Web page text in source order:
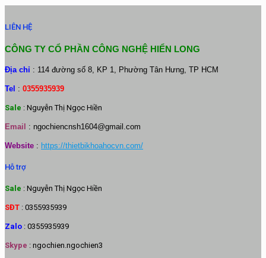
LIÊN HỆ
CÔNG TY CỔ PHẦN CÔNG NGHỆ HIỂN LONG
Địa chỉ : 114 đường số 8, KP 1, Phường Tân Hưng, TP HCM
Tel : 0355935939
Sale : Nguyễn Thị Ngọc Hiền
Email : ngochiencnsh1604@gmail.com
Website : https://thietbikhoahocvn.com/
Hỗ trợ
Sale : Nguyễn Thị Ngọc Hiền
SĐT : 0355935939
Zalo : 0355935939
Skype : ngochien.ngochien3